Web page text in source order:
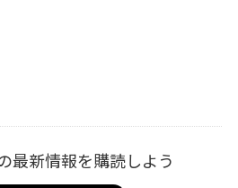
最新情報を購読しよう